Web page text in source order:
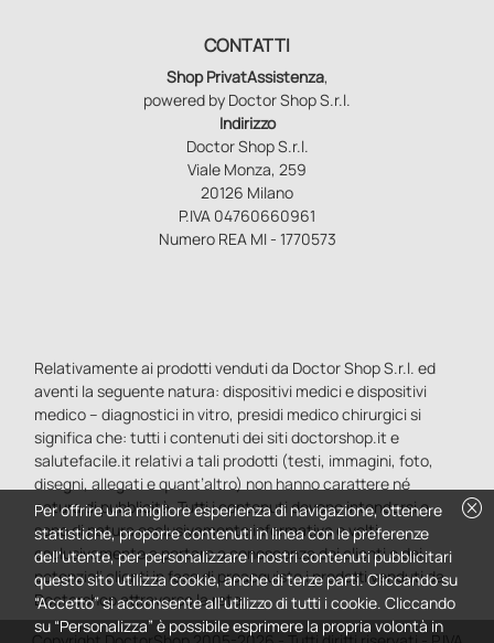
CONTATTI
Shop PrivatAssistenza,
powered by Doctor Shop S.r.l.
Indirizzo
Doctor Shop S.r.l.
Viale Monza, 259
20126 Milano
P.IVA 04760660961
Numero REA MI - 1770573
Relativamente ai prodotti venduti da Doctor Shop S.r.l. ed
aventi la seguente natura: dispositivi medici e dispositivi
medico – diagnostici in vitro, presidi medico chirurgici si
significa che: tutti i contenuti dei siti doctorshop.it e
salutefacile.it relativi a tali prodotti (testi, immagini, foto,
disegni, allegati e quant’altro) non hanno carattere né
natura di pubblicità. Tutti i contenuti devono intendersi e
sono di natura esclusivamente informativa e volti
esclusivamente a portare a conoscenza dei clienti e dei
potenziali clienti in fase di preacquisto i prodotti venduti da
Doctorshop attraverso la rete.
cancel
Per offrire una migliore esperienza di navigazione, ottenere
statistiche, proporre contenuti in linea con le preferenze
dell'utente, per personalizzare i nostri contenuti pubblicitari
questo sito utilizza cookie, anche di terze parti. Cliccando su
“Accetto” si acconsente all'utilizzo di tutti i cookie. Cliccando
su “Personalizza” è possibile esprimere la propria volontà in